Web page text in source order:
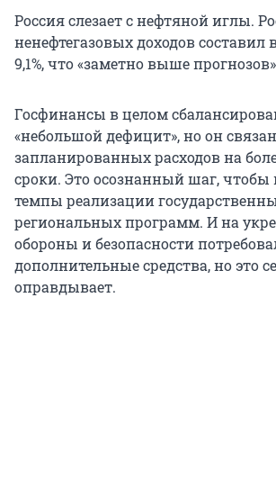
Россия слезает с нефтяной иглы.
ненефтегазовых доходов составил
9,1%, что «заметно выше
Госфинансы в целом
«небольшой дефицит», но он
запланированных расходов на
сроки. Это осознанный шаг, чтобы
темпы реализации
региональных программ. И на
обороны и безопасности
дополнительные средства, но это
оправдывает.